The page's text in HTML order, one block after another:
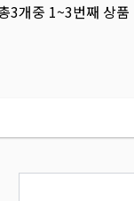
3개중 1~3번째 상품